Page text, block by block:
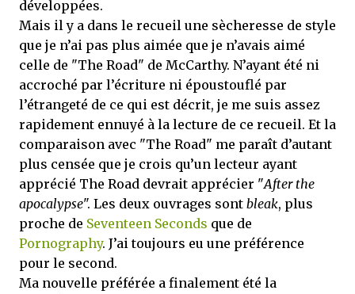
développées.
Mais il y a dans le recueil une sècheresse de style
que je n’ai pas plus aimée que je n’avais aimé
celle de "The Road" de McCarthy. N’ayant été ni
accroché par l’écriture ni époustouflé par
l’étrangeté de ce qui est décrit, je me suis assez
rapidement ennuyé à la lecture de ce recueil. Et la
comparaison avec "The Road" me paraît d’autant
plus censée que je crois qu’un lecteur ayant
apprécié The Road devrait apprécier "After the
apocalypse". Les deux ouvrages sont bleak, plus
proche de Seventeen Seconds que de
Pornography. J’ai toujours eu une préférence
pour le second.
Ma nouvelle préférée a finalement été la